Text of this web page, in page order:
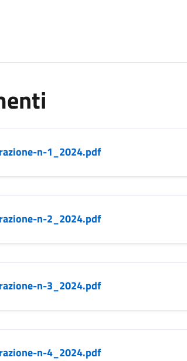
n-1_2024.pdf
n-2_2024.pdf
n-3_2024.pdf
n-4_2024.pdf